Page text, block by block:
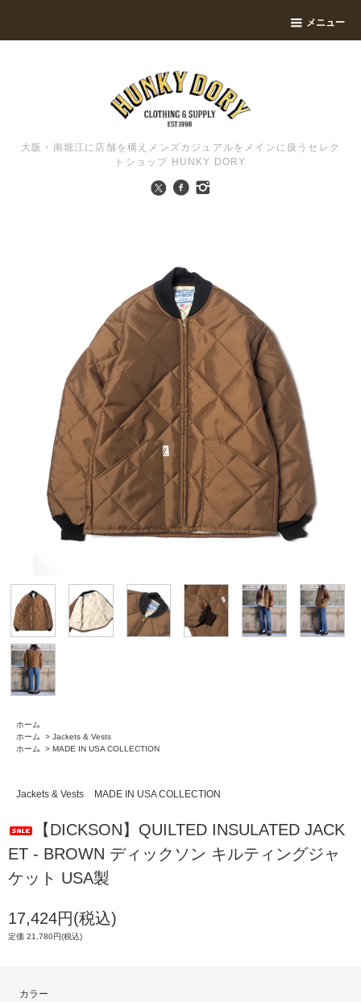
メニュー
大阪・南堀江に店舗を構えメンズカジュアルをメインに扱うセレク
トショップ HUNKY DORY
ホーム
ホーム
> Jackets & Vests
ホーム
> MADE IN USA COLLECTION
Jackets & Vests MADE IN USA COLLECTION
【DICKSON】QUILTED INSULATED JACK
ET - BROWN ディックソン キルティングジャ
ケット USA製
17,424円(税込)
定価 21,780円(税込)
カラー